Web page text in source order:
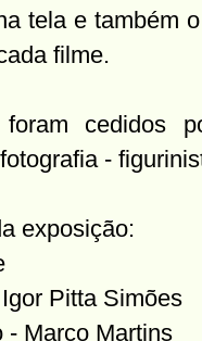
tela e também
filme.
cedidos
-
exposição:
Pitta Simões
- Marco Martins